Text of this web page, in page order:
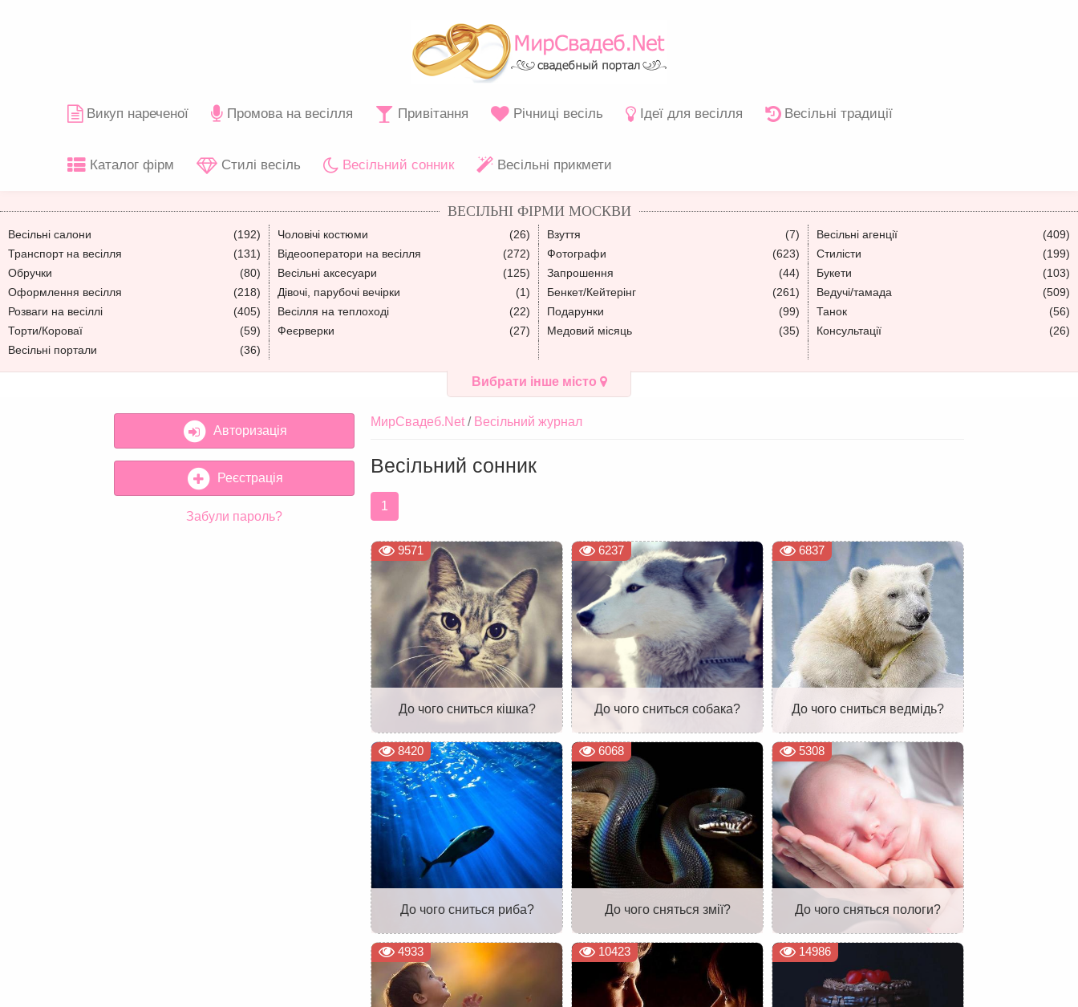
Викуп нареченої Промова на весілля Привітання Річниці весіль Ідеї для весілля Весільні традиції
Каталог фірм Стилі весіль Весільний сонник Весільні прикмети
ВЕСІЛЬНІ ФІРМИ МОСКВИ
Весільні салони (192) Чоловічі костюми (26) Взуття (7) Весільні агенції
(409)
Транспорт на весілля
(131) Відеооператори на весілля (272) Фотографи (623) Стилісти
(199)
Обручки
(80) Весільні аксесуари (125) Запрошення (44) Букети
(103)
Оформлення весілля
(218) Дівочі, парубочі вечірки (1) Бенкет/Кейтерінг (261) Ведучі/тамада
(509)
Розваги на весіллі
(405) Весілля на теплоході (22) Подарунки (99) Танок
(56)
Торти/Короваї
(59) Феєрверки (27) Медовий місяць (35) Консультації
(26)
Весільні портали
(36)
Вибрати інше місто
МирСвадеб.Net Весільний журнал
Весільний сонник
1
9571
До чого сниться кішка?
6237
До чого сниться собака?
6837
До чого сниться ведмідь?
8420
До чого сниться риба?
6068
До чого сняться змії?
5308
До чого сняться пологи?
4933 10423 14986
Авторизація
Реєстрація
Забули пароль?